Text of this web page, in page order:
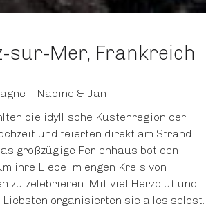
sur-Mer, Frankreich
– Nadine & Jan
die idyllische Küstenregion der
und feierten direkt am Strand
großzügige Ferienhaus bot den
ihre Liebe im engen Kreis von
zu zelebrieren. Mit viel Herzblut und
organisierten sie alles selbst.